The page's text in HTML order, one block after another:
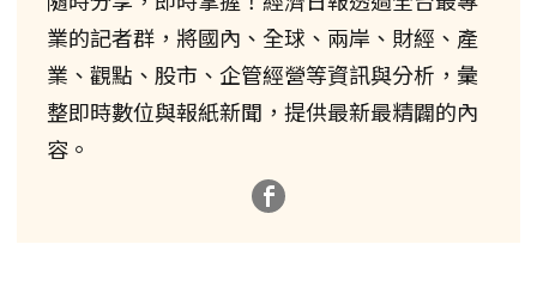
業的記者群，將國內、全球、兩岸、財經、產
業、觀點、股市、企管經營等資訊與分析，彙
整即時數位與報紙新聞，提供最新最精闢的內
容。